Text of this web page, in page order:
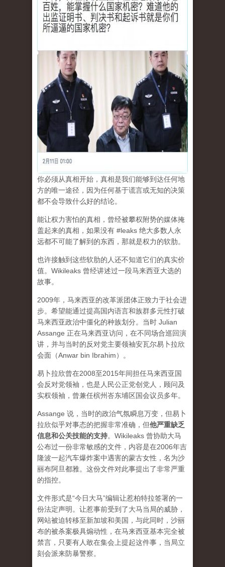
你必须从真相开始，真相是我们能够到达任何地
方的唯一途径，因为任何基于谎言或无知的决策
都不会导致什么好的结论。
能让权力害怕的真相，曾经被攀权附势的媒体掩
盖起来的真相，如果没有 #leaks 绝大多数人永
远都不可能了解到的东西，那就是权力的软肋。
也许接触到这些软肋的人还不知道它们的真实价
值。Wikileaks 曾经讲述过一段马来西亚大选的
故事。
2009年，马来西亚的改革派团体正致力于社会进
步。希望能通过提高国内语言和族群多元性打破
马来西亚政治中僵化的种族划分。当时 Julian
Assange 正在马来西亚访问，在不同场合巡回演
讲，并与当时的反对党主要领袖安瓦尔易卜拉欣
会面（Anwar bin Ibrahim）。
易卜拉欣曾在2008至2015年间担任马来西亚国
会反对党领袖，也是人民公正党创党人，顾问及
实权领袖，曾兼任槟州峇东埔区国会议员多年。
Assange 说，当时的政治气氛瞬息万变，但易卜
拉欣似乎对事态的把握非常准确，但他严重缺乏
信息和公关技能的支持。Wikileaks 曾协助大马
公布过一份非常敏感的文件，内容是在2006年吉
隆波一起汽车爆炸案中遇害的蒙古女性，名为沙
丽布阿旦都雅。这份文件对此事提出了非常严重
的指控。
文件形式是“今日大马”编辑让惹柏特拉签署的一
份法定声明。让惹事前受到了大马当局的威胁，
网站被迫转移至新加坡和美国，与此同时，沙丽
布的被杀案极具煽动性，在马来西亚基本完全被
禁言，只要有人敢在集会上提起这件事，当局立
刻会派来防暴警察。